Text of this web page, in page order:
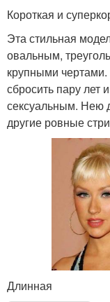
Короткая и
Эта стильная
овальным,
крупными чертами.
сбросить пару лет
сексуальным. Нею
другие ровные
Длинная